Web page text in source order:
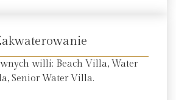
willi: Beach Villa, Water
Senior Water Villa.